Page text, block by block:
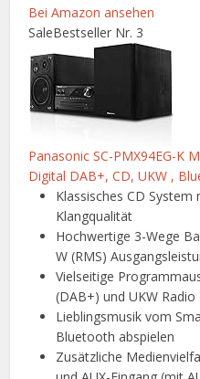
Bei Amazon ansehen
SaleBestseller Nr. 3
Panasonic SC-PMX94EG-K
Digital DAB+, CD, UKW ,
Klassisches CD
Klangqualität
Hochwertige 3-Wege
W (RMS)
Vielseitige
(DAB+) und UKW Radio
Lieblingsmusik vom
Bluetooth abspielen
Zusätzliche